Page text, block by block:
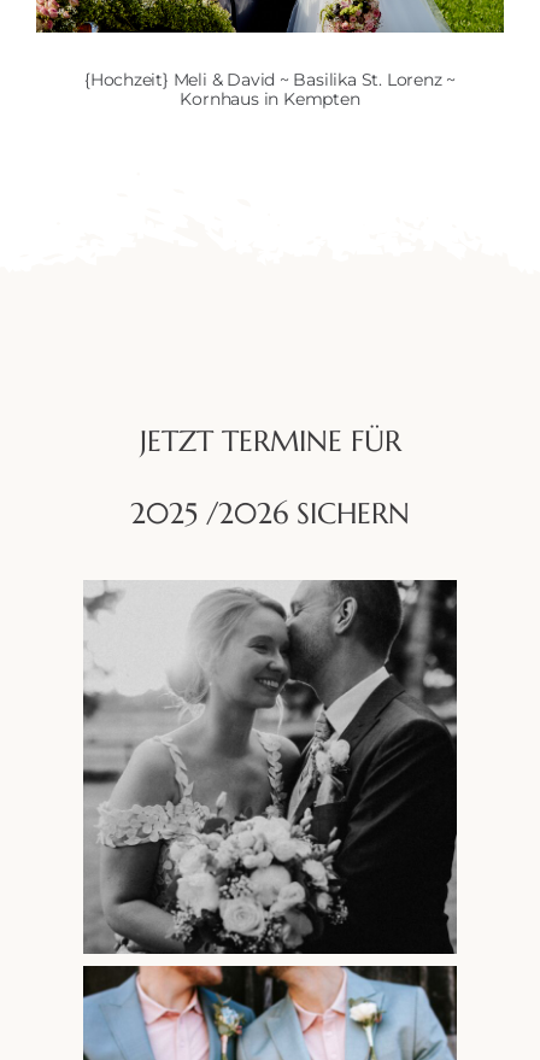
{Hochzeit} Meli & David ~ Basilika St. Lorenz ~
Kornhaus in Kempten
JETZT TERMINE FÜR
2025 /2026 SICHERN